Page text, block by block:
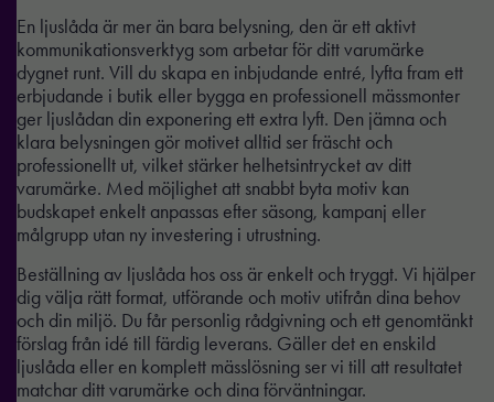
En ljuslåda är mer än bara belysning, den är ett aktivt
kommunikationsverktyg som arbetar för ditt varumärke
dygnet runt. Vill du skapa en inbjudande entré, lyfta fram ett
erbjudande i butik eller bygga en professionell mässmonter
ger ljuslådan din exponering ett extra lyft. Den jämna och
klara belysningen gör motivet alltid ser fräscht och
professionellt ut, vilket stärker helhetsintrycket av ditt
varumärke. Med möjlighet att snabbt byta motiv kan
budskapet enkelt anpassas efter säsong, kampanj eller
målgrupp utan ny investering i utrustning.
Beställning av ljuslåda hos oss är enkelt och tryggt. Vi hjälper
dig välja rätt format, utförande och motiv utifrån dina behov
och din miljö. Du får personlig rådgivning och ett genomtänkt
förslag från idé till färdig leverans. Gäller det en enskild
ljuslåda eller en komplett mässlösning ser vi till att resultatet
matchar ditt varumärke och dina förväntningar.